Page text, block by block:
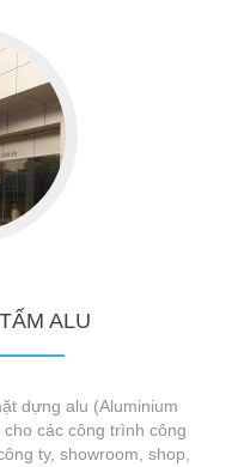
ALU
dựng alu (Aluminium
các công trình công
ty, showroom, shop,